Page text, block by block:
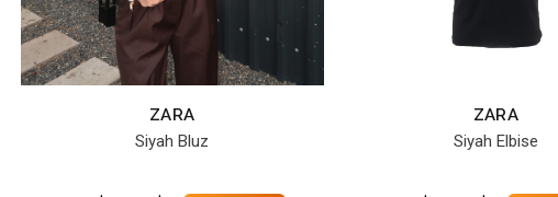
ZARA
Siyah Bluz
ZARA
Siyah Elbise